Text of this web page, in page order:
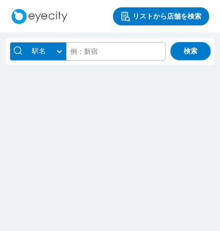
リストから店舗を検索
駅名 検索